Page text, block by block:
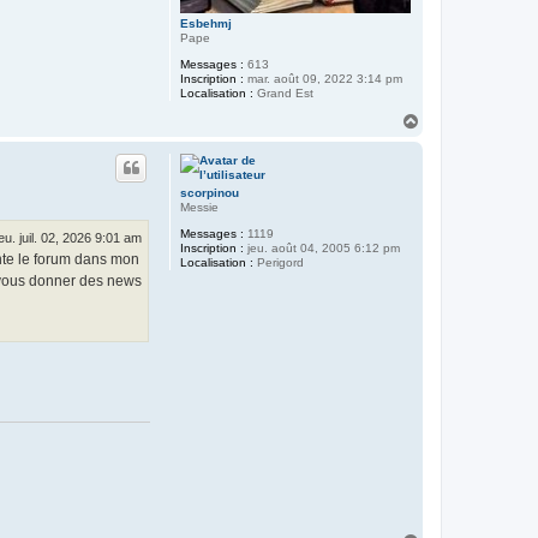
Esbehmj
Pape
Messages : 613
Inscription : mar. août 09, 2022 3:14 pm
Localisation : Grand Est
scorpinou
Messie
Messages : 1119
Inscription : jeu. août 04, 2005 6:12 pm
Localisation : Perigord
juil. 02, 2026 9:01 am
le forum dans mon
donner des news